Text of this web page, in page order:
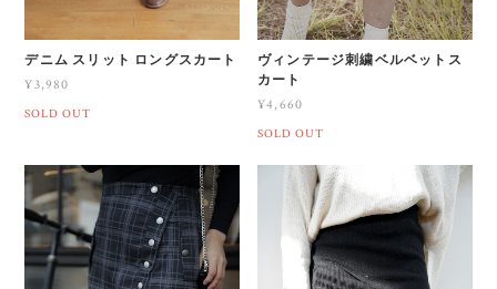
デニム スリット ロングスカート
¥3,980
SOLD OUT
ヴィンテージ刺繍ベルベットス
カート
¥4,660
SOLD OUT